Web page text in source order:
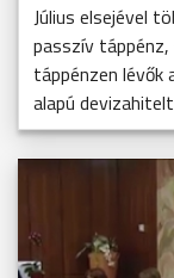
Július elsejével
passzív
táppénzen lévők
alapú